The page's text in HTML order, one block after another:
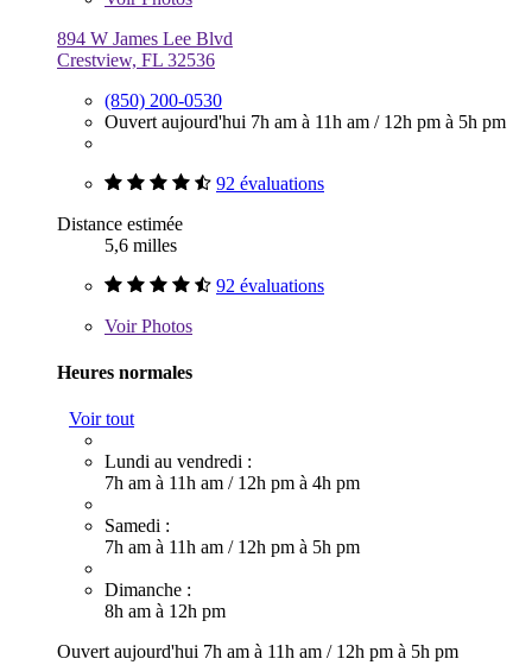
894 W James Lee Blvd
Crestview, FL 32536
(850) 200-0530
Ouvert aujourd'hui 7h am à 11h am / 12h pm à 5h pm
92 évaluations
Distance estimée
5,6 milles
92 évaluations
VoirPhotos
Heures normales
Voir tout
Lundi au vendredi :
7h am à 11h am / 12h pm à 4h pm
Samedi :
7h am à 11h am / 12h pm à 5h pm
Dimanche :
8h am à 12h pm
Ouvert aujourd'hui 7h am à 11h am / 12h pm à 5h pm